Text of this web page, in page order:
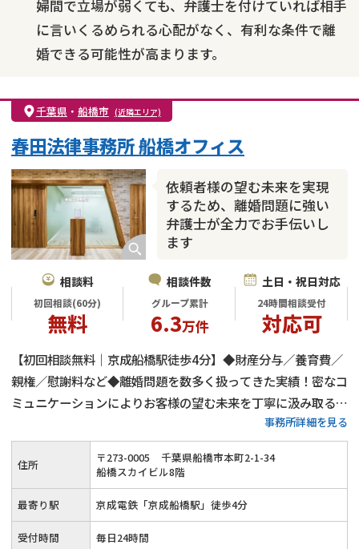
婦間で立場が弱くても、弁護士を付けていれば相手
に言いくるめられる心配がなく、有利な条件で離
婚できる可能性が高まります。
千葉県 ・ 船橋市 (近隣エリア)
依頼者様の望む未来を実現
するため、離婚問題に強い
弁護士が全力でお手伝いし
ます
春田法律事務所 船橋オフィス
相談料
初回相談(60分)
無料
相談件数
グループ累計
6.3万件
土日・祝日対応
24時間相談受付
対応可
【初回相談無料｜京成船橋駅徒歩4分】◆財産分与／養育費／
親権／慰謝料など◆離婚問題を数多く扱ってきた実績！密なコ
ミュニケーションによりお客様の望む未来を丁寧に汲み取る◎
分割払い可！状況に合わせた柔軟な対応≪24時間受付≫
事務所詳細を見る
住所 〒273-0005
千葉県船橋市本町2-1-34
船橋スカイビル8階
最寄り駅 京成電鉄「京成船橋駅」徒歩4分
受付時間 毎日24時間